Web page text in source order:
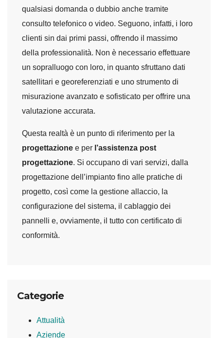
qualsiasi domanda o dubbio anche tramite
consulto telefonico o video. Seguono, infatti, i loro
clienti sin dai primi passi, offrendo il massimo
della professionalità. Non è necessario effettuare
un sopralluogo con loro, in quanto sfruttano dati
satellitari e georeferenziati e uno strumento di
misurazione avanzato e sofisticato per offrire una
valutazione accurata.
Questa realtà è un punto di riferimento per la
progettazione e per l’assistenza post
progettazione. Si occupano di vari servizi, dalla
progettazione dell’impianto fino alle pratiche di
progetto, così come la gestione allaccio, la
configurazione del sistema, il cablaggio dei
pannelli e, ovviamente, il tutto con certificato di
conformità.
Categorie
Attualità
Aziende